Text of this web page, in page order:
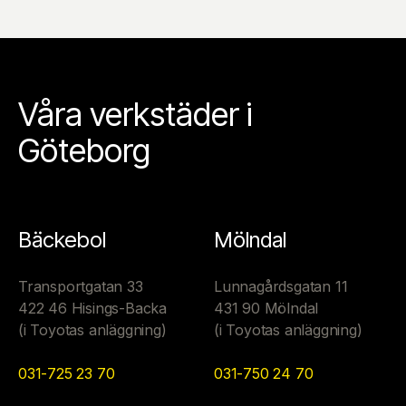
Våra verkstäder i
Göteborg
Bäckebol
Transportgatan 33
422 46 Hisings-Backa
(i Toyotas anläggning)
031-725 23 70
Mölndal
Lunnagårdsgatan 11
431 90 Mölndal
(i Toyotas anläggning)
031-750 24 70